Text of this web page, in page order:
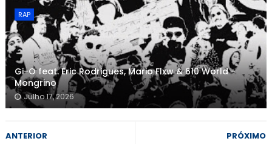
RAP
Gi-O feat. Eric Rodrigues, Mario Flxw & 610 World -
Mongrino
Julho 17, 2026
PRÓXIMO
ANTERIOR